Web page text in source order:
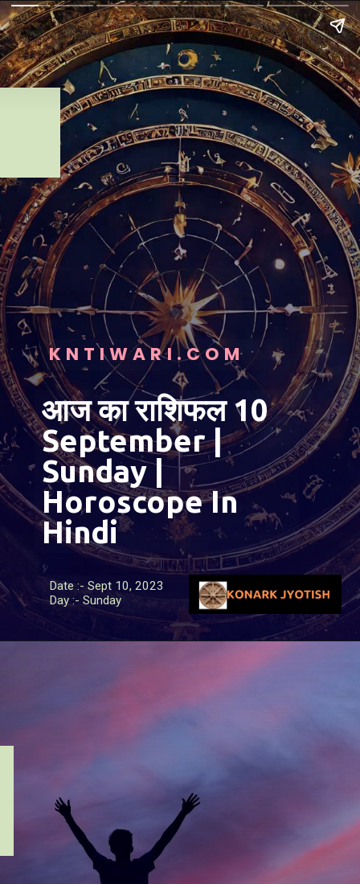
आज का राशिफल 10
September |
Sunday |
Horoscope In
Hindi
Date :- Sept 10, 2023
Day :- Sunday
KNTIWARI.COM